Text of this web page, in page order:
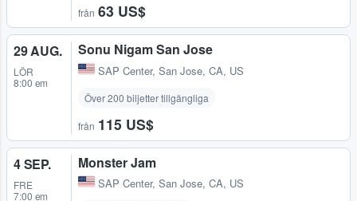
från 63 US$
29 AUG.
LÖR
8:00 em
Sonu Nigam San Jose
SAP Center, San Jose, CA, US
Över 200 biljetter tillgängliga
från 115 US$
4 SEP.
FRE
7:00 em
Monster Jam
SAP Center, San Jose, CA, US